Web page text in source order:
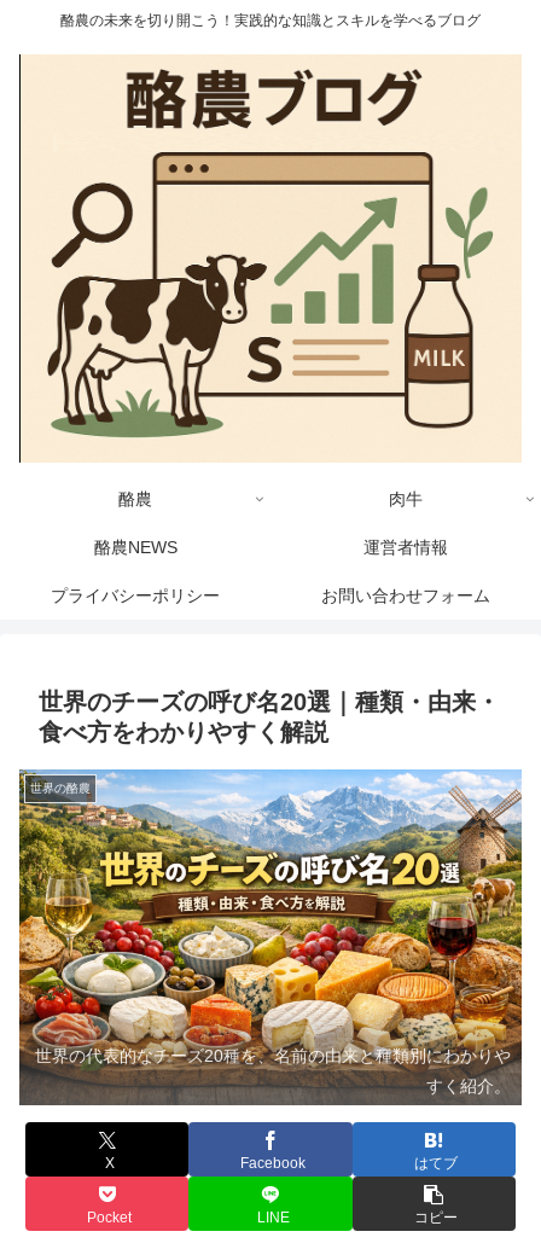
酪農の未来を切り開こう！実践的な知識とスキルを学べるブログ
酪農 肉牛
酪農NEWS 運営者情報
プライバシーポリシー お問い合わせフォーム
世界のチーズの呼び名20選｜種類・由来・
食べ方をわかりやすく解説
世界の酪農
世界の代表的なチーズ20種を、名前の由来と種類別にわかりや
すく紹介。
X Facebook はてブ
Pocket LINE コピー